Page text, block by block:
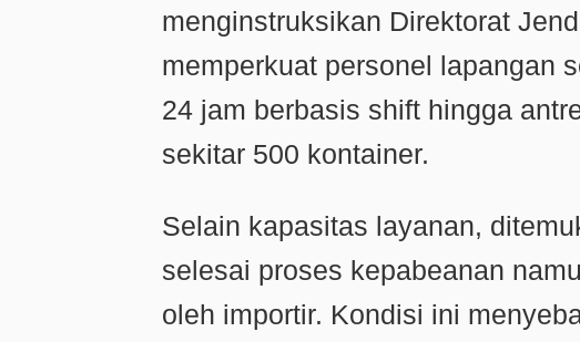
menginstruksikan Direktorat
memperkuat personel lapangan
24 jam berbasis shift hingga
sekitar 500 kontainer.
Selain kapasitas layanan,
selesai proses kepabeanan
oleh importir. Kondisi ini